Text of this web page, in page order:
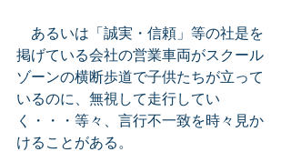
あるいは「誠実・信頼」等の社是を
掲げている会社の営業車両がスクール
ゾーンの横断歩道で子供たちが立って
いるのに、無視して走行してい
く・・・等々、言行不一致を時々見か
けることがある。